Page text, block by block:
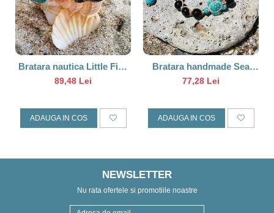
Bratara nautica Little Fish
Turcoaz
89,48 Lei
ADAUGA IN COS
Bratara handmade Sea
Turtle
77,28 Lei
ADAUGA IN COS
NEWSLETTER
Nu rata ofertele si promotiile noastre